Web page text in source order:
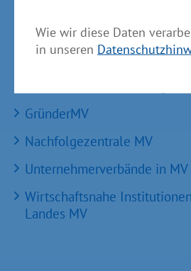
Wie wir diese Daten
in unseren
TBI Technologie-
GründerMV
Nachfolgezentrale MV
Unternehmerverbände in MV
Wirtschaftsnahe
Landes MV